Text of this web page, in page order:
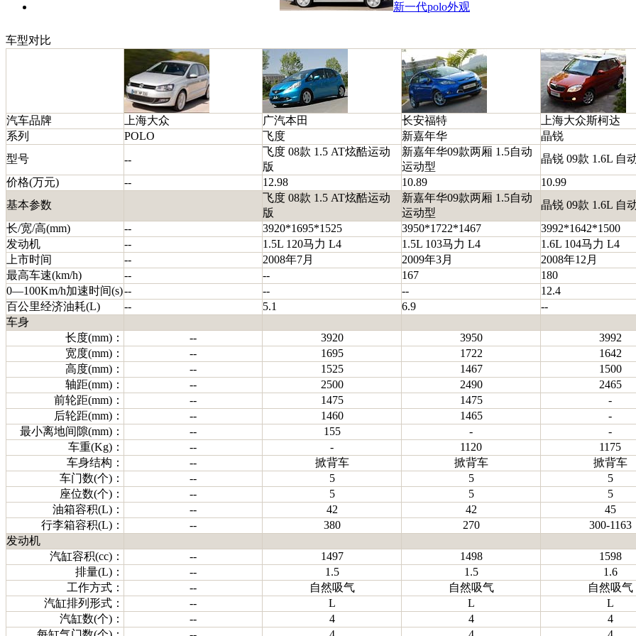
新一代polo外观
车型对比
汽车品牌 上海大众 广汽本田 长安福特
上海大众斯柯达
系列
POLO 飞度 新嘉年华
晶锐
型号
--
飞度 08款 1.5 AT炫酷运动
版
新嘉年华09款两厢 1.5自动
运动型
晶锐 09款 1.6L 自
价格(万元)
-- 12.98 10.89
10.99
基本参数
飞度 08款 1.5 AT炫酷运动
版
新嘉年华09款两厢 1.5自动
运动型
晶锐 09款 1.6L 自
长/宽/高(mm)
-- 3920*1695*1525 3950*1722*1467
3992*1642*1500
发动机
-- 1.5L 120马力 L4 1.5L 103马力 L4
1.6L 104马力 L4
上市时间
-- 2008年7月 2009年3月
2008年12月
最高车速(km/h)
-- -- 167
180
0―100Km/h加速时间(s)-- -- --
12.4
百公里经济油耗(L)
-- 5.1 6.9
--
车身
长度(mm)：
-- 3920 3950
3992
宽度(mm)：
-- 1695 1722
1642
高度(mm)：
-- 1525 1467
1500
轴距(mm)：
-- 2500 2490
2465
前轮距(mm)：
-- 1475 1475
-
后轮距(mm)：
-- 1460 1465
-
最小离地间隙(mm)：
-- 155 -
-
车重(Kg)：
-- - 1120
1175
车身结构：
-- 掀背车 掀背车
掀背车
车门数(个)：
-- 5 5
5
座位数(个)：
-- 5 5
5
油箱容积(L)：
-- 42 42
45
行李箱容积(L)：
-- 380 270
300-1163
发动机
汽缸容积(cc)：
-- 1497 1498
1598
排量(L)：
-- 1.5 1.5
1.6
工作方式：
-- 自然吸气 自然吸气
自然吸气
汽缸排列形式：
-- L L
L
汽缸数(个)：
-- 4 4
4